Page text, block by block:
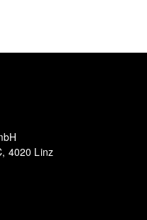
4020 Linz